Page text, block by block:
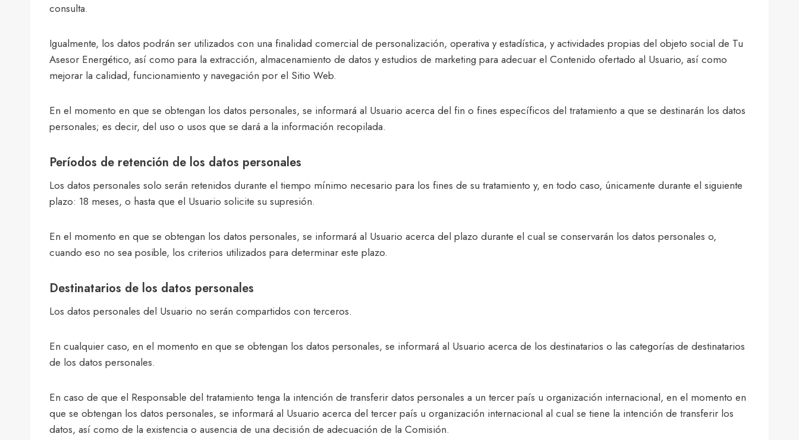
consulta.
Igualmente, los datos podrán ser utilizados con una finalidad comercial de personalización, operativa y estadística, y actividades propias del objeto social de Tu
Asesor Energético, así como para la extracción, almacenamiento de datos y estudios de marketing para adecuar el Contenido ofertado al Usuario, así como
mejorar la calidad, funcionamiento y navegación por el Sitio Web.
En el momento en que se obtengan los datos personales, se informará al Usuario acerca del fin o fines específicos del tratamiento a que se destinarán los datos
personales; es decir, del uso o usos que se dará a la información recopilada.
Períodos de retención de los datos personales
Los datos personales solo serán retenidos durante el tiempo mínimo necesario para los fines de su tratamiento y, en todo caso, únicamente durante el siguiente
plazo: 18 meses, o hasta que el Usuario solicite su supresión.
En el momento en que se obtengan los datos personales, se informará al Usuario acerca del plazo durante el cual se conservarán los datos personales o,
cuando eso no sea posible, los criterios utilizados para determinar este plazo.
Destinatarios de los datos personales
Los datos personales del Usuario no serán compartidos con terceros.
En cualquier caso, en el momento en que se obtengan los datos personales, se informará al Usuario acerca de los destinatarios o las categorías de destinatarios
de los datos personales.
En caso de que el Responsable del tratamiento tenga la intención de transferir datos personales a un tercer país u organización internacional, en el momento en
que se obtengan los datos personales, se informará al Usuario acerca del tercer país u organización internacional al cual se tiene la intención de transferir los
datos, así como de la existencia o ausencia de una decisión de adecuación de la Comisión.